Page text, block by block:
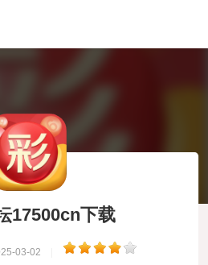
17500cn下载
03-02